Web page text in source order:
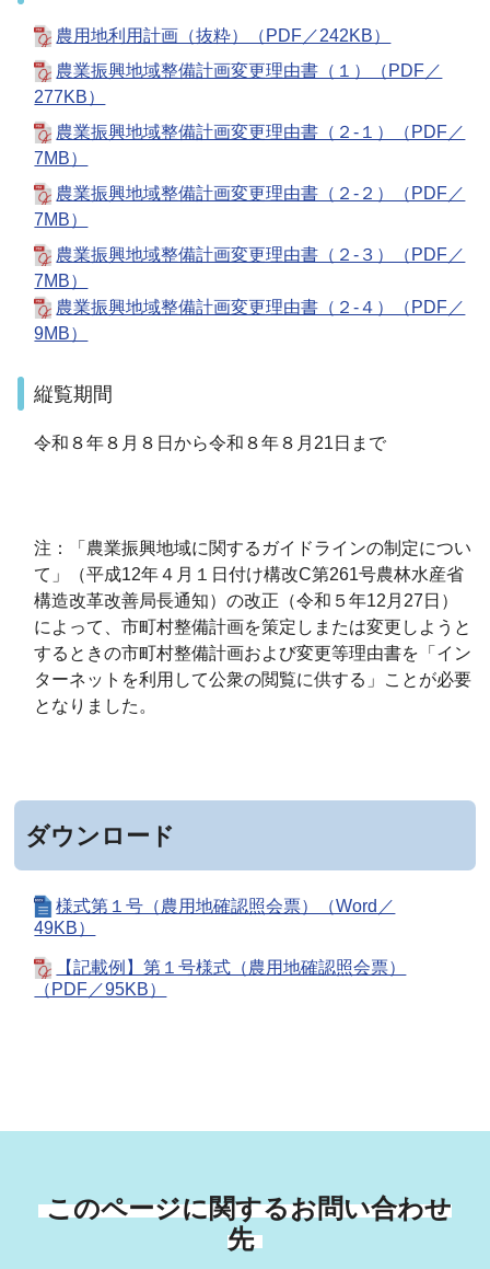
農用地利用計画（抜粋）（PDF／242KB）
農業振興地域整備計画変更理由書（１）（PDF／
277KB）
農業振興地域整備計画変更理由書（２-１）（PDF／
7MB）
農業振興地域整備計画変更理由書（２-２）（PDF／
7MB）
農業振興地域整備計画変更理由書（２-３）（PDF／
7MB）
農業振興地域整備計画変更理由書（２-４）（PDF／
9MB）
縦覧期間
令和８年８月８日から令和８年８月21日まで
注：「農業振興地域に関するガイドラインの制定につい
て」（平成12年４月１日付け構改C第261号農林水産省
構造改革改善局長通知）の改正（令和５年12月27日）
によって、市町村整備計画を策定しまたは変更しようと
するときの市町村整備計画および変更等理由書を「イン
ターネットを利用して公衆の閲覧に供する」ことが必要
となりました。
ダウンロード
様式第１号（農用地確認照会票）（Word／
49KB）
【記載例】第１号様式（農用地確認照会票）
（PDF／95KB）
このページに関するお問い合わせ
先